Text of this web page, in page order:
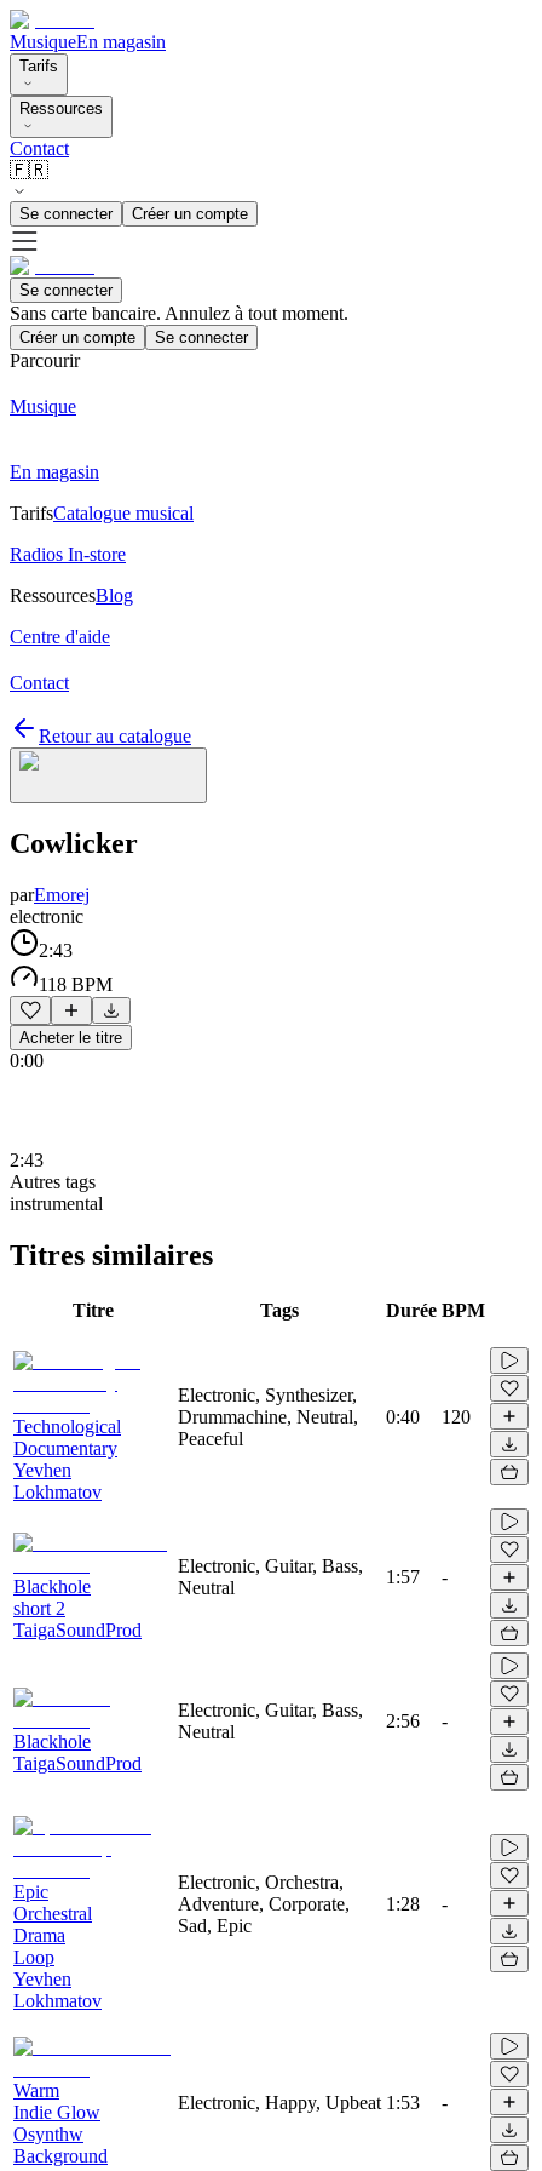
MusiqueEn magasin
Tarifs
Ressources
Contact
🇫🇷
Se connecter Créer un compte
Se connecter
Sans carte bancaire. Annulez à tout moment.
Créer un compte Se connecter
Parcourir
Musique
En magasin
TarifsCatalogue musical
Radios In-store
RessourcesBlog
Centre d'aide
Contact
Retour au catalogue
Cowlicker
parEmorej
electronic
2:43
118 BPM
Acheter le titre
0:00
2:43
Autres tags
instrumental
Titres similaires
Titre Tags Durée BPM
Technological
Documentary
Yevhen
Lokhmatov
Electronic, Synthesizer,
Drummachine, Neutral,
Peaceful
0:40 120
Blackhole
short 2
TaigaSoundProd
Electronic, Guitar, Bass,
Neutral
1:57 -
Blackhole
TaigaSoundProd
Electronic, Guitar, Bass,
Neutral
2:56 -
Epic
Orchestral
Drama
Loop
Yevhen
Lokhmatov
Electronic, Orchestra,
Adventure, Corporate,
Sad, Epic
1:28 -
Warm
Indie Glow
Osynthw
Background
Electronic, Happy, Upbeat 1:53 -